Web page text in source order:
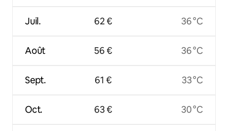
Juil.
Août
Sept.
Oct.
62 €
56 €
61 €
63 €
36 °C
36 °C
33 °C
30 °C